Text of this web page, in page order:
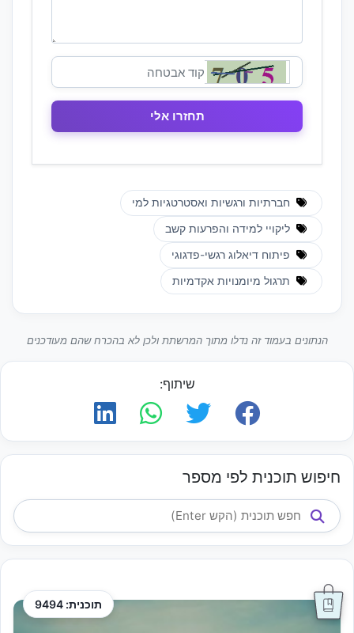
חברתיות ורגשיות ואסטרטגיות למי
ליקויי למידה והפרעות קשב
פיתוח דיאלוג רגשי-פדגוגי
תרגול מיומנויות אקדמיות
הנתונים בעמוד זה נדלו מתוך המרשתת ולכן לא בהכרח שהם מעודכנים
שיתוף:
חיפוש תוכנית לפי מספר
תוכנית: 9494